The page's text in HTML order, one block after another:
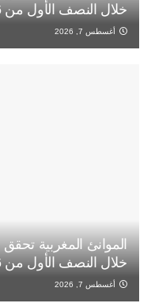
خلال النصف الأول من 2026
أغسطس 7, 2026
خلال النصف الأول من 2026
أغسطس 7, 2026